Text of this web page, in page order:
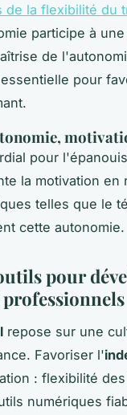
de la flexibilité du
participe à
de
pour
pour
la motivation en
telles que le
cette autonomie.
pour
repose sur une
Favoriser l'
: flexibilité
numériques